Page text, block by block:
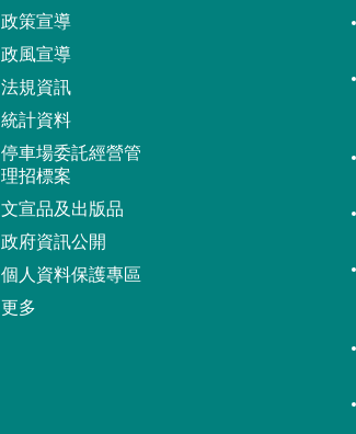
政策宣導
政風宣導
法規資訊
統計資料
停車場委託經營管
理招標案
文宣品及出版品
政府資訊公開
個人資料保護專區
更多